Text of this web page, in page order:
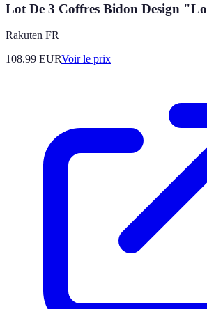
Lot De 3 Coffres Bidon Design
Rakuten FR
108.99 EURVoir le prix